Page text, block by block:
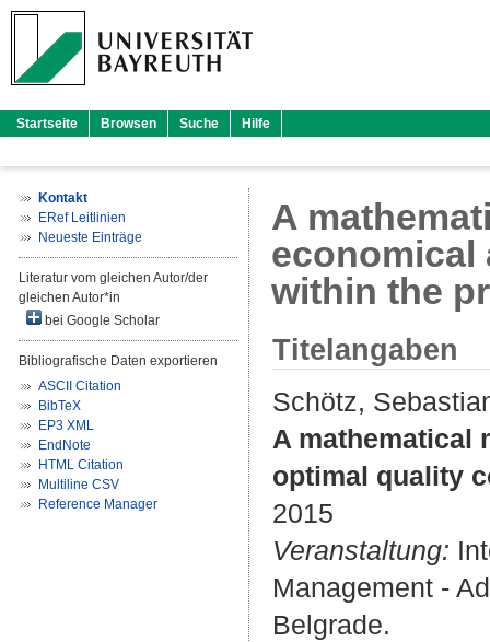
Startseite Browsen Suche Hilfe
Kontakt
ERef Leitlinien
Neueste Einträge
Literatur vom gleichen Autor/der
gleichen Autor*in
bei Google Scholar
Bibliografische Daten exportieren
ASCII Citation
BibTeX
EP3 XML
EndNote
HTML Citation
Multiline CSV
Reference Manager
A
economical
within the
Titelangaben
Schötz,
A mathematical
optimal quality
2015
Veranstaltung:
Management -
Belgrade.